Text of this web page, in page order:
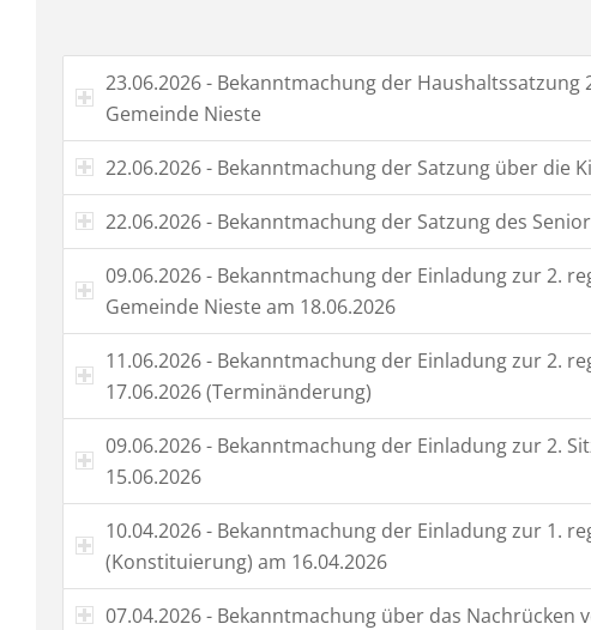
23.06.2026 - Bekanntmachung der
Gemeinde Nieste
22.06.2026 - Bekanntmachung der Satzung über die
22.06.2026 - Bekanntmachung der Satzung des
09.06.2026 - Bekanntmachung der Einladung zur 2.
Gemeinde Nieste am 18.06.2026
11.06.2026 - Bekanntmachung der Einladung zur 2.
17.06.2026 (Terminänderung)
09.06.2026 - Bekanntmachung der Einladung zur 2.
15.06.2026
10.04.2026 - Bekanntmachung der Einladung zur 1.
(Konstituierung) am 16.04.2026
07.04.2026 - Bekanntmachung über das Nachrücken